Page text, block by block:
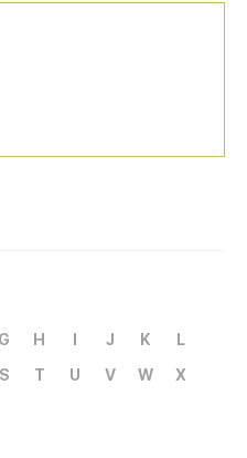
G H I J K
L
S T U V W
X